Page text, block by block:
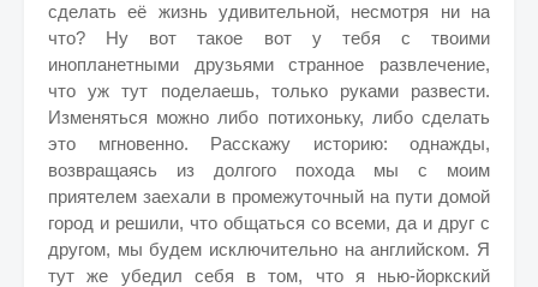
сделать её жизнь удивительной, несмотря ни на
что? Ну вот такое вот у тебя с твоими
инопланетными друзьями странное развлечение,
что уж тут поделаешь, только руками развести.
Изменяться можно либо потихоньку, либо сделать
это мгновенно. Расскажу историю: однажды,
возвращаясь из долгого похода мы с моим
приятелем заехали в промежуточный на пути домой
город и решили, что общаться со всеми, да и друг с
другом, мы будем исключительно на английском. Я
тут же убедил себя в том, что я нью-йоркский